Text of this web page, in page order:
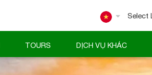
TOURS DỊCH VỤ KHÁC